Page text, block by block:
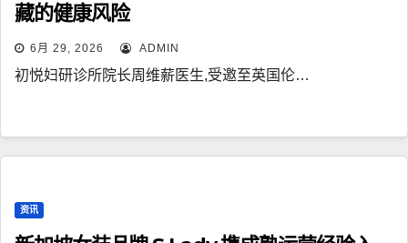
藏的健康风险
6月 29, 2026 ADMIN
初悦妇研诊所院长周维薪医生,受邀至英国伦…
资讯